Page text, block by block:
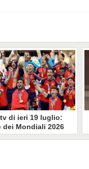
di ieri 19 luglio:
dei Mondiali 2026
Argentina